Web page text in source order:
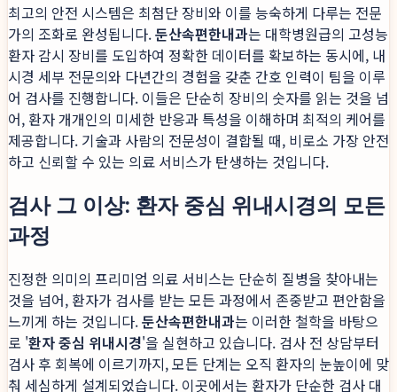
최고의 안전 시스템은 최첨단 장비와 이를 능숙하게 다루는 전문
가의 조화로 완성됩니다.둔산속편한내과는 대학병원급의 고성능
환자 감시 장비를 도입하여 정확한 데이터를 확보하는 동시에, 내
시경 세부 전문의와 다년간의 경험을 갖춘 간호 인력이 팀을 이루
어 검사를 진행합니다. 이들은 단순히 장비의 숫자를 읽는 것을 넘
어, 환자 개개인의 미세한 반응과 특성을 이해하며 최적의 케어를
제공합니다. 기술과 사람의 전문성이 결합될 때, 비로소 가장 안전
하고 신뢰할 수 있는 의료 서비스가 탄생하는 것입니다.
검사 그 이상: 환자 중심 위내시경의 모든
과정
진정한 의미의 프리미엄 의료 서비스는 단순히 질병을 찾아내는
것을 넘어, 환자가 검사를 받는 모든 과정에서 존중받고 편안함을
느끼게 하는 것입니다.둔산속편한내과는 이러한 철학을 바탕으
로 '환자 중심 위내시경'을 실현하고 있습니다. 검사 전 상담부터
검사 후 회복에 이르기까지, 모든 단계는 오직 환자의 눈높이에 맞
춰 세심하게 설계되었습니다. 이곳에서는 환자가 단순한 검사 대